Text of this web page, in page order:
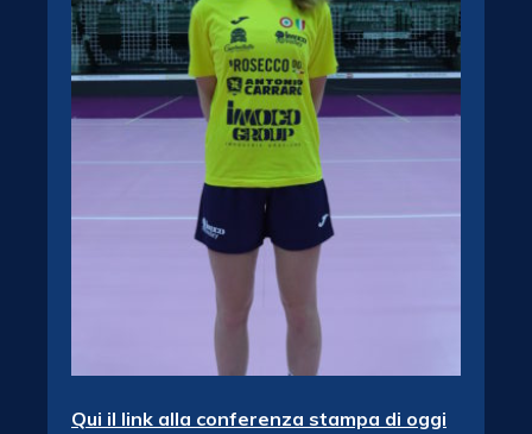
Qui il link alla conferenza stampa di oggi